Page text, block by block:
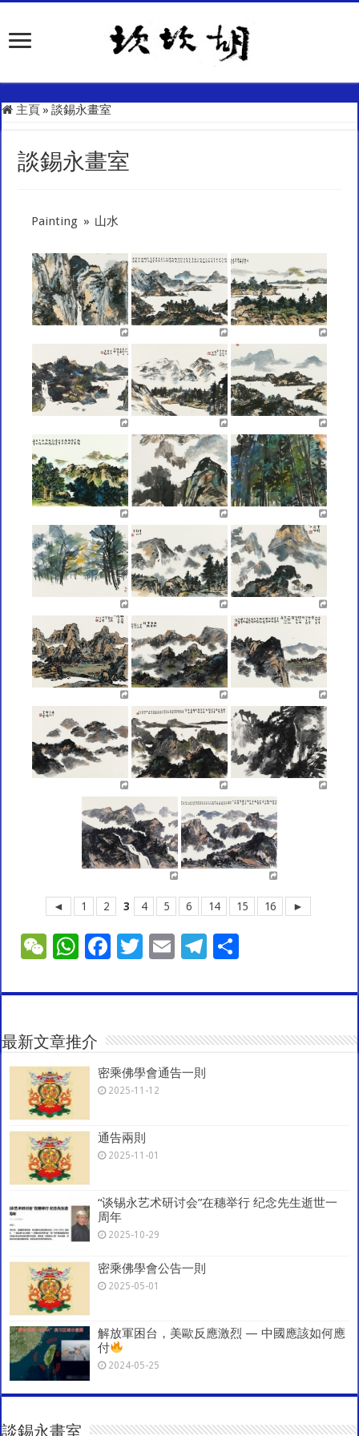
主頁 » 談錫永畫室
談錫永畫室
Painting » 山水
◄ 1 2 3 4 5 6 14 15 16 ►
W
C
at
W
at
p
p
F
e
o
o
k
T
tt
E
ai
T
e
a
ar
最新文章推介
密乘佛學會通告一則
2025-11-12
通告兩則
2025-11-01
“谈锡永艺术研讨会”在穗举行 纪念先生逝世一
周年
2025-10-29
密乘佛學會公告一則
2025-05-01
解放軍困台，美歐反應激烈 — 中國應該如何應
付
2024-05-25
談錫永畫室